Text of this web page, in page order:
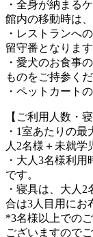
・全身が納まる
館内の移動時は
・レストランへ
留守番となります
・愛犬のお食事
ものをご持参くだ
・ペットカート
【ご利用人数・
・1室あたりの
人2名様＋未就学
・大人3名様利
です。
・寝具は、大人
合は3人目用にお
*3名様以上での
ございますので